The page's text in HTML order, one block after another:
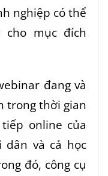
nghiệp có thể
mục đích
đang và
trong thời gian
online của
dân và cả học
đó, công cụ